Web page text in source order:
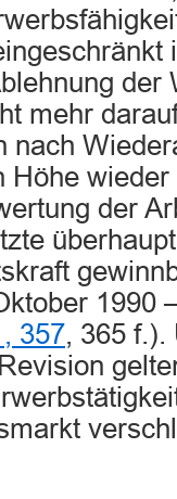
der
mehr
nach
Höhe
der
1990
357, 365 f.).